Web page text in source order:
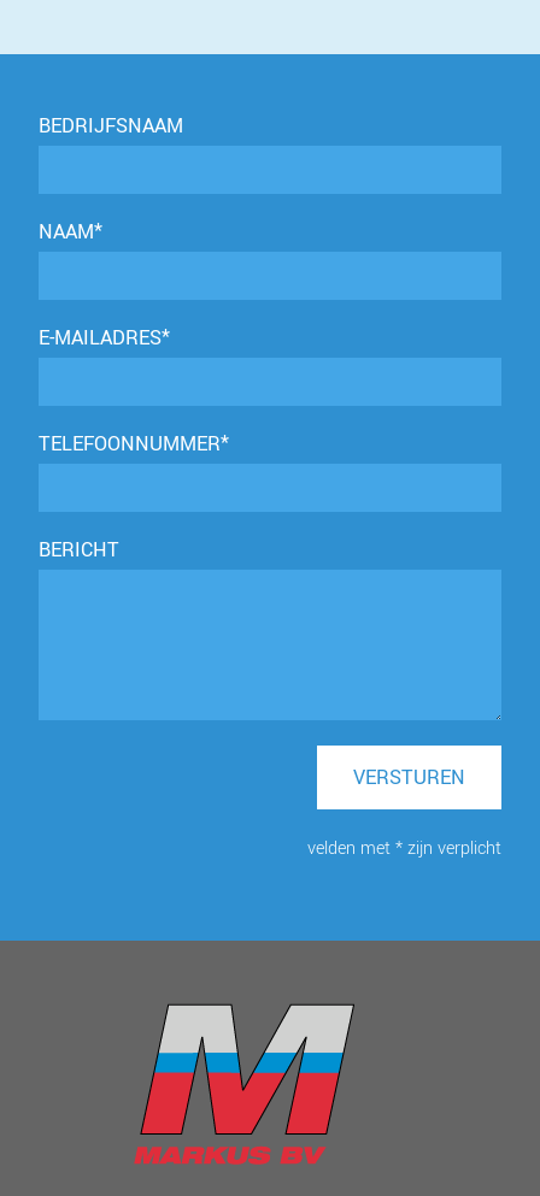
BEDRIJFSNAAM
NAAM*
E-MAILADRES*
TELEFOONNUMMER*
BERICHT
VERSTUREN
velden met * zijn verplicht